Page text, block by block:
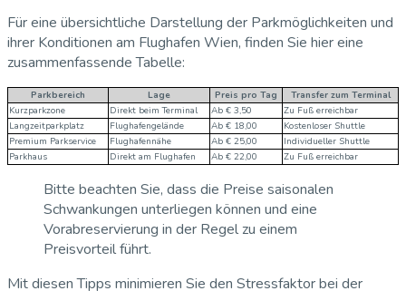
Für eine übersichtliche Darstellung der Parkmöglichkeiten und
ihrer Konditionen am Flughafen Wien, finden Sie hier eine
zusammenfassende Tabelle:
Parkbereich Lage Preis pro Tag
Transfer zum Terminal
Kurzparkzone
Direkt beim Terminal Ab € 3,50
Zu Fuß erreichbar
Langzeitparkplatz
Flughafengelände Ab € 18,00
Kostenloser Shuttle
Premium Parkservice
Flughafennähe Ab € 25,00
Individueller Shuttle
Parkhaus
Direkt am Flughafen Ab € 22,00 Zu Fuß erreichbar
Bitte beachten Sie, dass die Preise saisonalen
Schwankungen unterliegen können und eine
Vorabreservierung in der Regel zu einem
Preisvorteil führt.
Mit diesen Tipps minimieren Sie den Stressfaktor bei der